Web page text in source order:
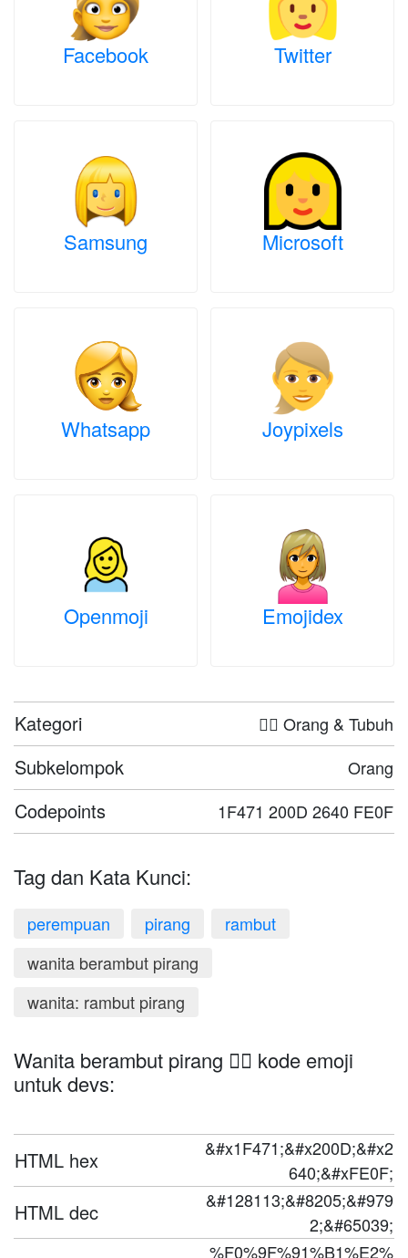
Facebook Twitter
Samsung Microsoft
Whatsapp Joypixels
Openmoji Emojidex
Kategori 🤦‍♀️ Orang & Tubuh
Subkelompok Orang
Codepoints 1F471 200D 2640 FE0F
Tag dan Kata Kunci:
perempuan pirang
rambut
wanita berambut pirang
wanita: rambut pirang
Wanita berambut pirang 👱‍♀️ kode emoji
untuk devs:
HTML hex
&#x1F471;&#x200D;&#x2
640;&#xFE0F;
HTML dec
&#128113;&#8205;&#979
2;&#65039;
%F0%9F%91%B1%E2%